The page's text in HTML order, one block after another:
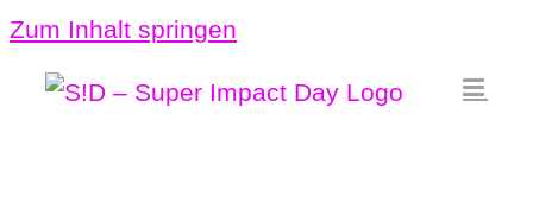
Zum Inhalt springen